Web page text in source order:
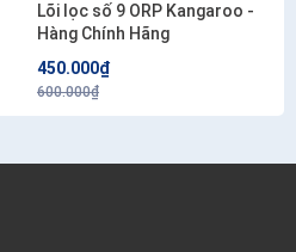
Lõi lọc số 9 ORP Kangaroo -
Hàng Chính Hãng
450.000₫
600.000₫